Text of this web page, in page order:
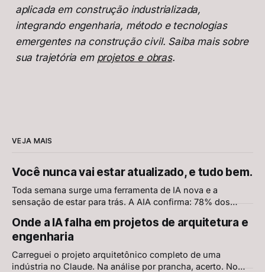
aplicada em construção industrializada,
integrando engenharia, método e tecnologias
emergentes na construção civil. Saiba mais sobre
sua trajetória em projetos e obras.
VEJA MAIS
Você nunca vai estar atualizado, e tudo bem.
Toda semana surge uma ferramenta de IA nova e a
sensação de estar para trás. A AIA confirma: 78% dos
78% têm receios. Mas aprender continuamente nunca foi
aprender tudo. É escolher o que ignorar, sem culpa.
Onde a IA falha em projetos de arquitetura e
engenharia
Carreguei o projeto arquitetônico completo de uma
indústria no Claude. Na análise por prancha, acerto. No